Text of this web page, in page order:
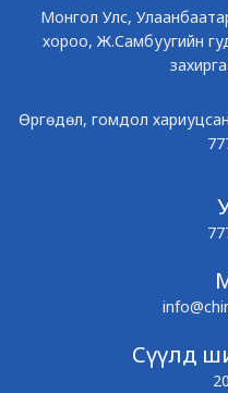
Монгол Улс, Улаанбаатар
хороо, Ж.Самбуугийн
Өргөдөл, гомдол
Сүүлд